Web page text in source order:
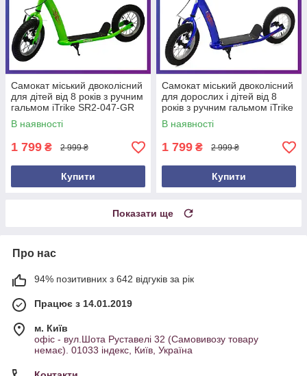
Самокат міський двоколісний
для дітей від 8 років з ручним
гальмом iTrike SR2-047-GR
Зелений
В наявності
1 799 ₴ 2 999 ₴
Купити
Самокат міський двоколісний
для дорослих і дітей від 8
років з ручним гальмом iTrike
SR2-047-BBL Синій
В наявності
1 799 ₴ 2 999 ₴
Купити
Показати ще
Про нас
94% позитивних з 642 відгуків за рік
Працює з 14.01.2019
м. Київ
офіс - вул.Шота Руставелі 32 (Самовивозу товару
немає). 01033 індекс, Київ, Україна